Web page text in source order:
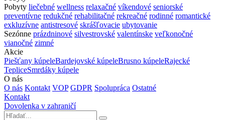
Pobyty liečebné wellness relaxačné víkendové seniorské
preventívne redukčné rehabilitačné rekreačné rodinné romantické
exkluzívne antistresové skrášľovacie ubytovanie
Sezónne prázdninové silvestrovské valentínske veľkonočné
vianočné zimné
Akcie
Piešťany kúpeleBardejovské kúpeleBrusno kúpeleRajecké
TepliceSmrdáky kúpele
O nás
O nás Kontakt VOP GDPR Spolupráca Ostatné
Kontakt
Dovolenka v zahraničí